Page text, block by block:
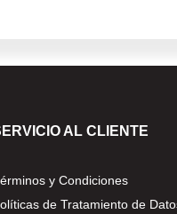
AL CLIENTE
y Condiciones
de Tratamiento de